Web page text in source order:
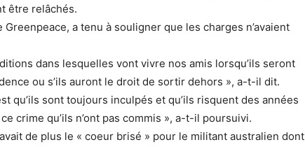
être relâchés.
a tenu à souligner que les charges n’avaient
dans lesquelles vont vivre nos amis lorsqu’ils seront
ou s’ils auront le droit de sortir dehors », a-t-il dit.
qu’ils sont toujours inculpés et qu’ils risquent des années
crime qu’ils n’ont pas commis », a-t-il poursuivi.
de plus le « coeur brisé » pour le militant australien dont